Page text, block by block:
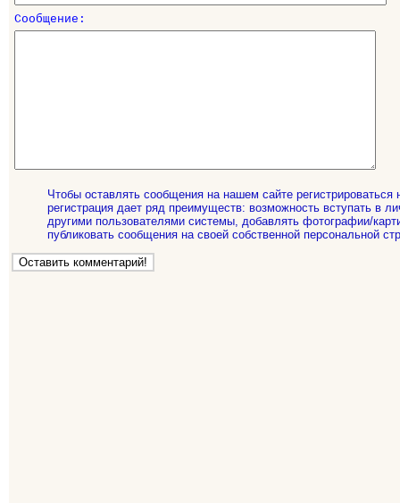
Сообщение:
Чтобы оставлять сообщения на нашем сайте регистрироваться
регистрация дает ряд преимуществ: возможность вступать в
другими пользователями системы, добавлять фотографии/
публиковать сообщения на своей собственной персональной